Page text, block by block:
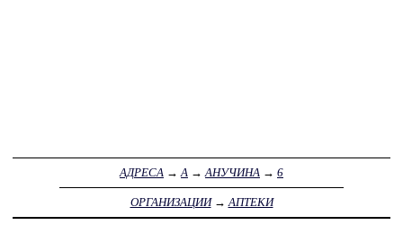
АДРЕСА →А →АНУЧИНА → 6
ОРГАНИЗАЦИИ→АПТЕКИ